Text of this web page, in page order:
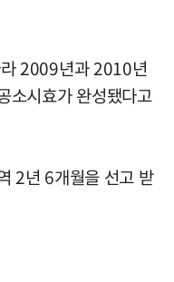
2009년과 2010년
소시효가 완성됐다고
2년 6개월을 선고 받